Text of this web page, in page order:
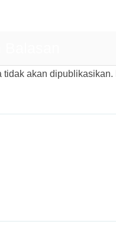
tidak akan dipublikasikan.